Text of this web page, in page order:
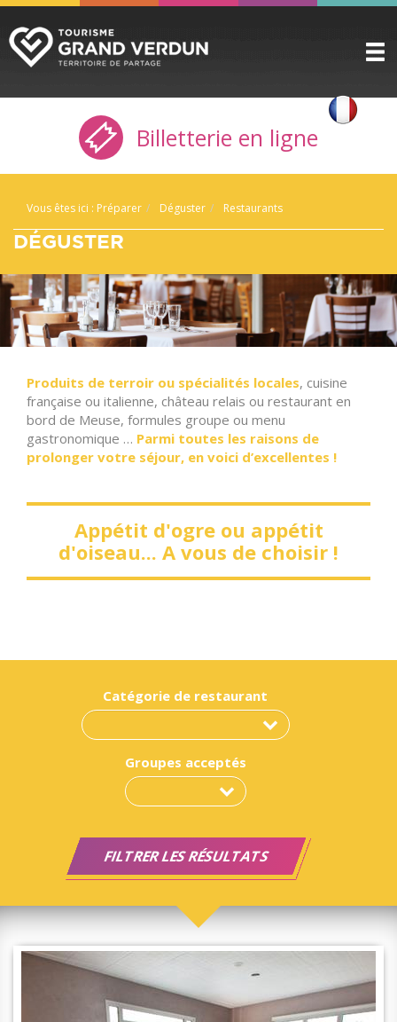
DÉCOUVRIR
A VOIR / A FAIRE
INFOS PRATIQUES
ESPACE PRO
CITADELLE
BILLETTERIE
Billetterie en ligne
Vous êtes ici : Préparer Déguster Restaurants
DÉGUSTER
Produits de terroir ou spécialités locales, cuisine
française ou italienne, château relais ou restaurant en
bord de Meuse, formules groupe ou menu
gastronomique … Parmi toutes les raisons de
prolonger votre séjour, en voici d’excellentes !
Appétit d'ogre ou appétit
d'oiseau... A vous de choisir !
Catégorie de restaurant
Groupes acceptés